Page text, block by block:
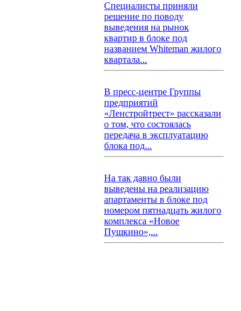
Специалисты приняли
решение по поводу
выведения на рынок
квартир в блоке под
названием Whiteman жилого
квартала...
В пресс-центре Группы
предприятий
«Ленстройтрест» рассказали
о том, что состоялась
передача в эксплуатацию
блока под...
На так давно были
выведены на реализацию
апартаменты в блоке под
номером пятнадцать жилого
комплекса «Новое
Пушкино»,...